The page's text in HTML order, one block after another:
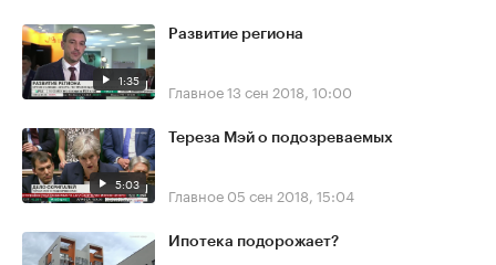
1:35
Развитие региона
Главное13 сен 2018, 10:00
5:03
Тереза Мэй о подозреваемых
Главное 05 сен 2018, 15:04
Ипотека подорожает?